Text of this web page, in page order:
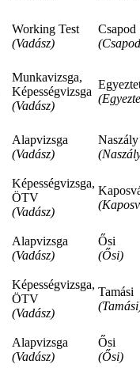
Working Test
(Vadász)
Csapod
Munkavizsga,
Képességvizsga
(Vadász)
Alapvizsga
(Vadász)
Naszály
Képességvizsga,
ÖTV
(Vadász)
Alapvizsga
(Vadász)
Ősi
(Ősi)
Képességvizsga,
ÖTV
(Vadász)
Tamási
Alapvizsga
(Vadász)
Ősi
(Ősi)